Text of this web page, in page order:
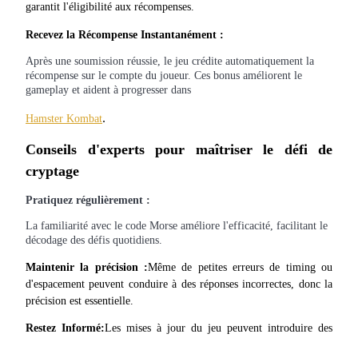
Gagnez quotidiennement des récompenses compétitives
garantit l'éligibilité aux récompenses.
Recevez la Récompense Instantanément :
Après une soumission réussie, le jeu crédite automatiquement la
récompense sur le compte du joueur. Ces bonus améliorent le
gameplay et aident à progresser dans
Hamster Kombat.
Conseils d'experts pour maîtriser le défi de
cryptage
Pratiquez régulièrement :
La familiarité avec le code Morse améliore l'efficacité, facilitant le
décodage des défis quotidiens.
Maintenir la précision :Même de petites erreurs de timing ou
d'espacement peuvent conduire à des réponses incorrectes, donc la
précision est essentielle.
Restez Informé:Les mises à jour du jeu peuvent introduire des